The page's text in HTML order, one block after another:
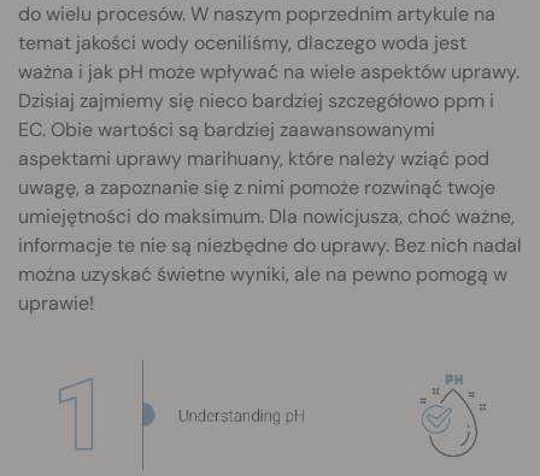
do wielu procesów. W naszym poprzednim artykule na
temat jakości wody oceniliśmy, dlaczego woda jest
ważna i jak pH może wpływać na wiele aspektów uprawy.
Dzisiaj zajmiemy się nieco bardziej szczegółowo ppm i
EC. Obie wartości są bardziej zaawansowanymi
aspektami uprawy marihuany, które należy wziąć pod
uwagę, a zapoznanie się z nimi pomoże rozwinąć twoje
umiejętności do maksimum. Dla nowicjusza, choć ważne,
informacje te nie są niezbędne do uprawy. Bez nich nadal
można uzyskać świetne wyniki, ale na pewno pomogą w
uprawie!